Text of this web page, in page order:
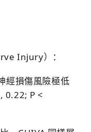
Injury）：
經損傷風險極低
0.22; P <